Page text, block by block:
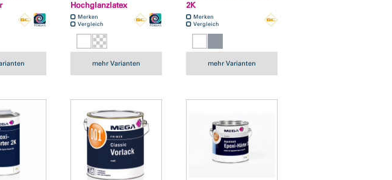
Hochglanzlatex
Merken
Vergleich
mehr Varianten
2K
Merken
Vergleich
mehr Varianten